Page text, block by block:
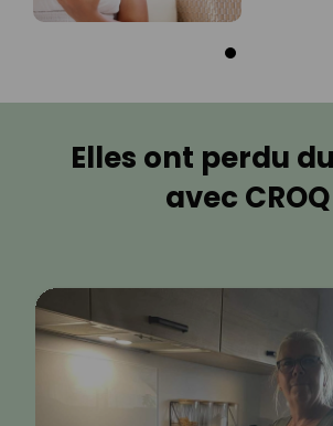
Elles ont perdu
avec CROQ